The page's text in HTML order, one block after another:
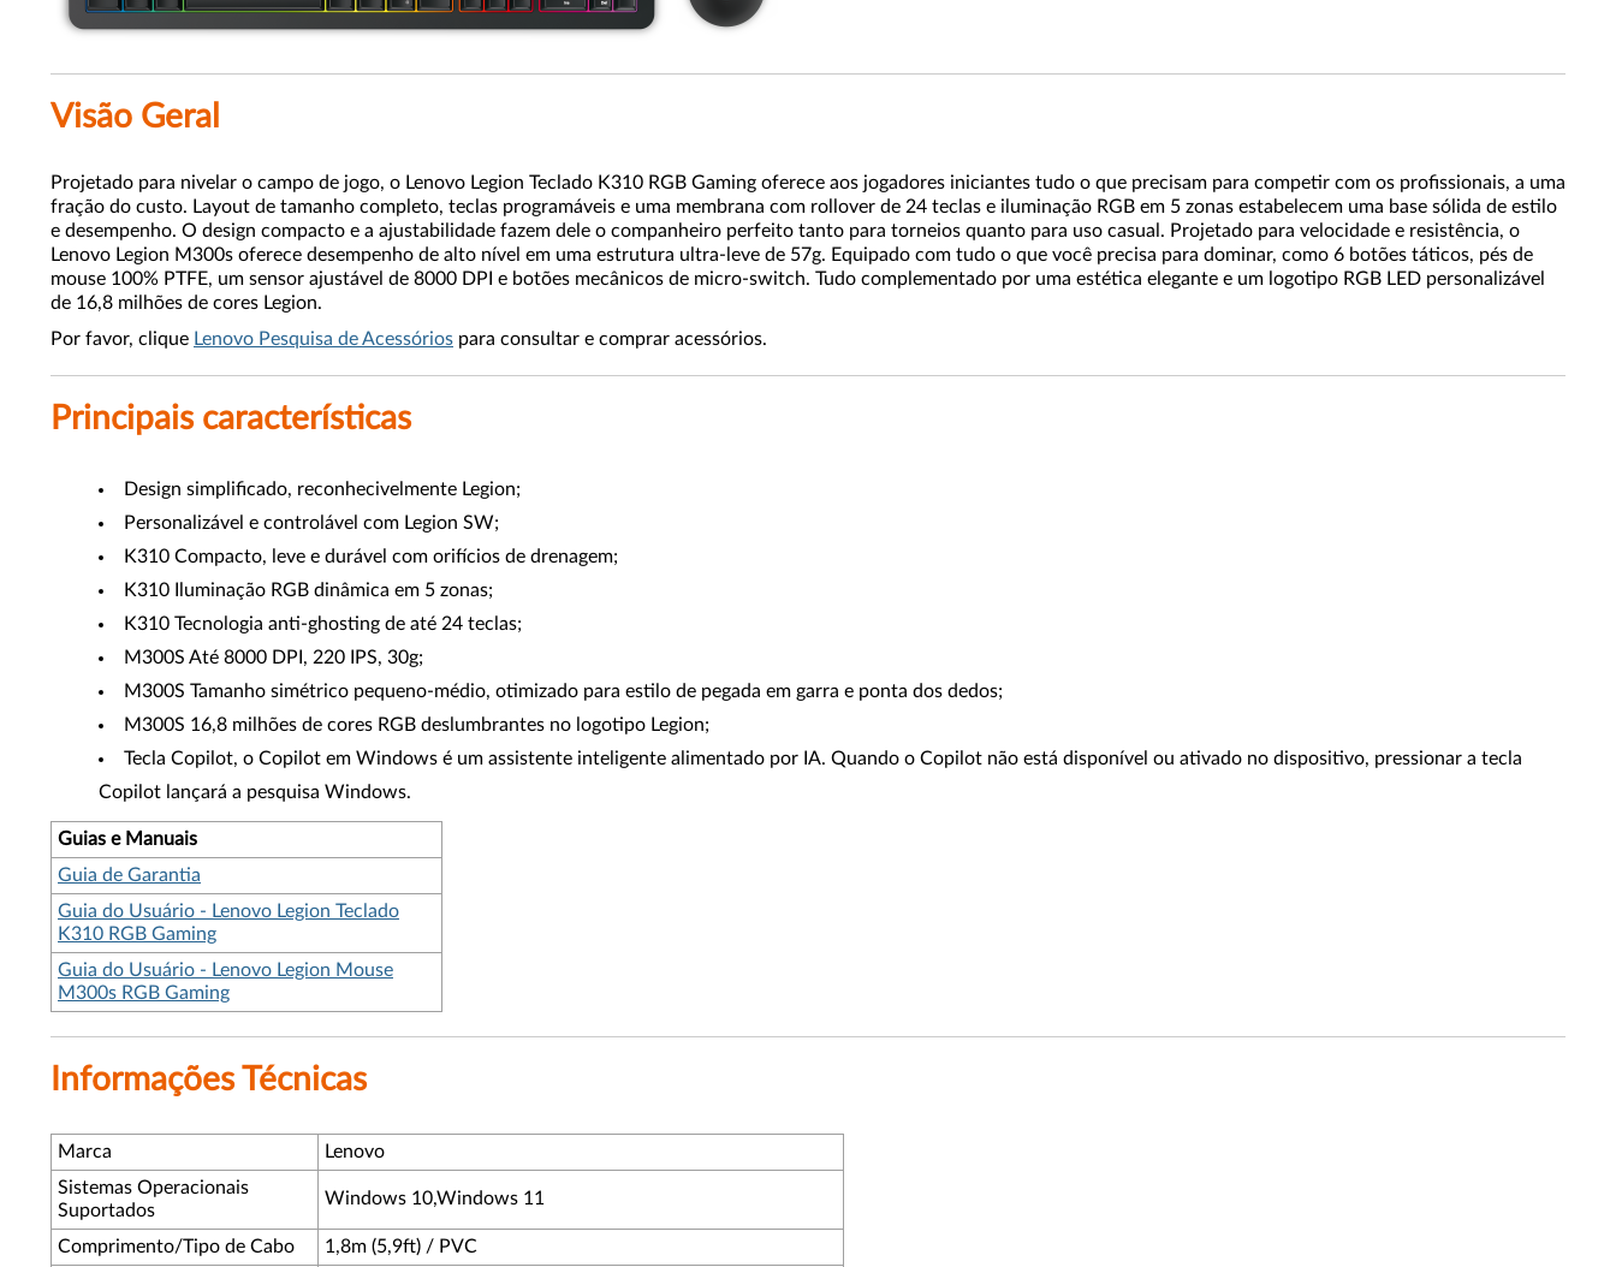
Visão Geral
Projetado para nivelar o campo de jogo, o Lenovo Legion Teclado K310 RGB Gaming oferece aos jogadores iniciantes tudo o que precisam para competir com os profissionais, a uma
fração do custo. Layout de tamanho completo, teclas programáveis e uma membrana com rollover de 24 teclas e iluminação RGB em 5 zonas estabelecem uma base sólida de estilo
e desempenho. O design compacto e a ajustabilidade fazem dele o companheiro perfeito tanto para torneios quanto para uso casual. Projetado para velocidade e resistência, o
Lenovo Legion M300s oferece desempenho de alto nível em uma estrutura ultra-leve de 57g. Equipado com tudo o que você precisa para dominar, como 6 botões táticos, pés de
mouse 100% PTFE, um sensor ajustável de 8000 DPI e botões mecânicos de micro-switch. Tudo complementado por uma estética elegante e um logotipo RGB LED personalizável
de 16,8 milhões de cores Legion.
Por favor, clique Lenovo Pesquisa de Acessórios para consultar e comprar acessórios.
Principais características
Design simplificado, reconhecivelmente Legion;
Personalizável e controlável com Legion SW;
K310 Compacto, leve e durável com orifícios de drenagem;
K310 Iluminação RGB dinâmica em 5 zonas;
K310 Tecnologia anti-ghosting de até 24 teclas;
M300S Até 8000 DPI, 220 IPS, 30g;
M300S Tamanho simétrico pequeno-médio, otimizado para estilo de pegada em garra e ponta dos dedos;
M300S 16,8 milhões de cores RGB deslumbrantes no logotipo Legion;
Tecla Copilot, o Copilot em Windows é um assistente inteligente alimentado por IA. Quando o Copilot não está disponível ou ativado no dispositivo, pressionar a tecla
Copilot lançará a pesquisa Windows.
Guias e Manuais
Guia de Garantia
Guia do Usuário - Lenovo Legion Teclado
K310 RGB Gaming
Guia do Usuário - Lenovo Legion Mouse
M300s RGB Gaming
Informações Técnicas
Marca
Lenovo
Sistemas Operacionais
Suportados
Windows 10,Windows 11
Comprimento/Tipo de Cabo
1,8m (5,9ft) / PVC